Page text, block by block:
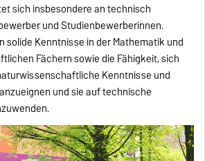
sich insbesondere an technisch
und Studienbewerberinnen.
solide Kenntnisse in der Mathematik und
Fächern sowie die Fähigkeit, sich
Kenntnisse und
und sie auf technische